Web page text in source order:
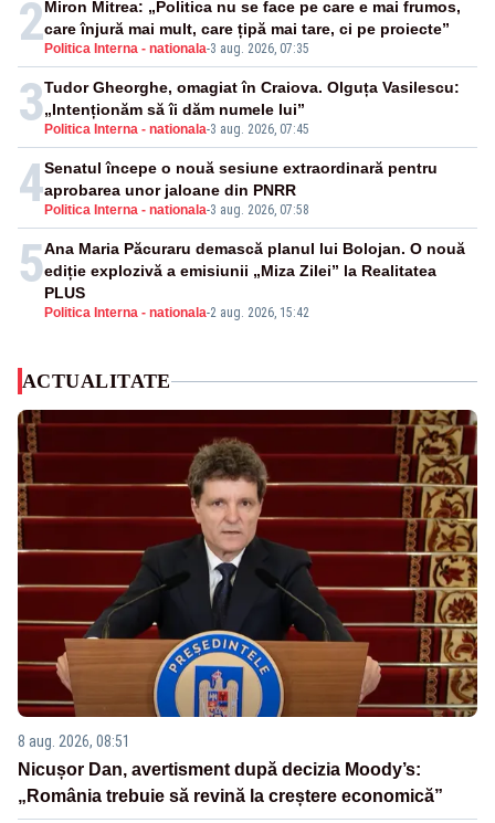
2 Politica Interna - nationala-3 aug. 2026, 07:35
Miron Mitrea: „Politica nu se face pe care e mai frumos,
care înjură mai mult, care țipă mai tare, ci pe proiecte”
3 Politica Interna - nationala-3 aug. 2026, 07:45
Tudor Gheorghe, omagiat în Craiova. Olguța Vasilescu:
„Intenționăm să îi dăm numele lui”
4 Politica Interna - nationala-3 aug. 2026, 07:58
Senatul începe o nouă sesiune extraordinară pentru
aprobarea unor jaloane din PNRR
5
Politica Interna - nationala-2 aug. 2026, 15:42
Ana Maria Păcuraru demască planul lui Bolojan. O nouă
ediție explozivă a emisiunii „Miza Zilei” la Realitatea
PLUS
ACTUALITATE
8 aug. 2026, 08:51
Nicușor Dan, avertisment după decizia Moody’s:
„România trebuie să revină la creștere economică”